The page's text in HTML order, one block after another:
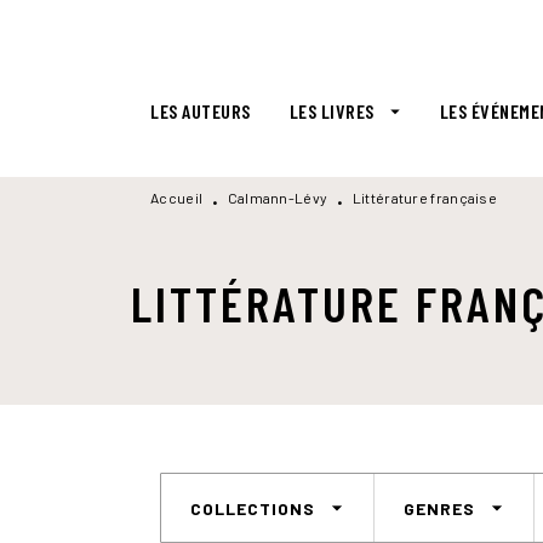
LES AUTEURS LES LIVRES arrow_drop_down LES
Accueil • Calmann-Lévy • Littérature française
LITTÉRATURE
COLLECTIONS arrow_drop_down GENRES arrow_drop_down